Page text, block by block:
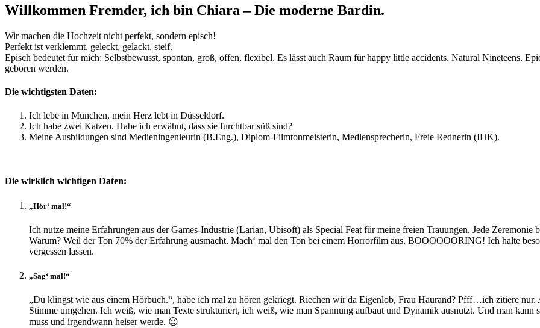
Willkommen Fremder, ich bin Chiara – Die moderne Bardin.
Wir machen die Hochzeit nicht perfekt, sondern episch!
Perfekt ist verklemmt, geleckt, gelackt, steif.
Episch bedeutet für mich: Selbstbewusst, spontan, groß, offen, flexibel. Es lässt auch Raum für happy little accidents. Natural Nineteens.
geboren werden.
Die wichtigsten Daten:
Ich lebe in München, mein Herz lebt in Düsseldorf.
Ich habe zwei Katzen. Habe ich erwähnt, dass sie furchtbar süß sind?
Meine Ausbildungen sind Medieningenieurin (B.Eng.), Diplom-Filmtonmeisterin, Mediensprecherin, Freie Rednerin (IHK).
Die wirklich wichtigen Daten:
„Hör‘ mal!“
Ich nutze meine Erfahrungen aus der Games-Industrie (Larian, Ubisoft) als Special Feat für meine freien Trauungen. Jede
Warum? Weil der Ton 70% der Erfahrung ausmacht. Mach‘ mal den Ton bei einem Horrorfilm aus. BOOOOOORING! Ich halte
vergessen lassen.
„Sag‘ mal!“
„Du klingst wie aus einem Hörbuch.“, habe ich mal zu hören gekriegt. Riechen wir da Eigenlob, Frau Haurand? Pfff…ich zitiere nur.
Stimme umgehen. Ich weiß, wie man Texte strukturiert, ich weiß, wie man Spannung aufbaut und Dynamik ausnutzt. Und man kann
muss und irgendwann heiser werde. 😉